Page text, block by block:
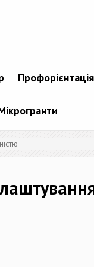
Профорієнтація